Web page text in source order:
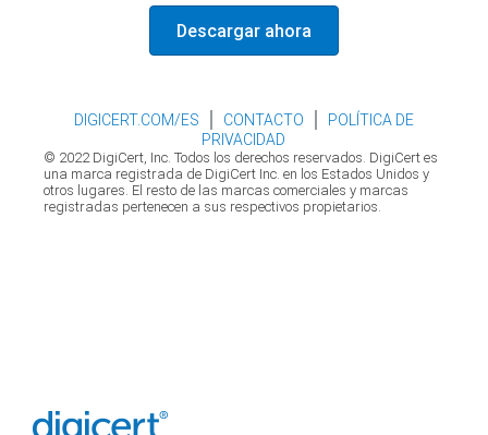
Descargar ahora
DIGICERT.COM/ES CONTACTO
POLÍTICA DE
PRIVACIDAD
© 2022 DigiCert, Inc. Todos los derechos reservados. DigiCert es
una marca registrada de DigiCert Inc. en los Estados Unidos y
otros lugares. El resto de las marcas comerciales y marcas
registradas pertenecen a sus respectivos propietarios.